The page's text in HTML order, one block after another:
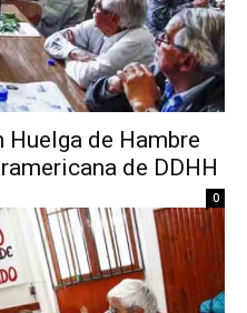
de Hambre
de DDHH
0